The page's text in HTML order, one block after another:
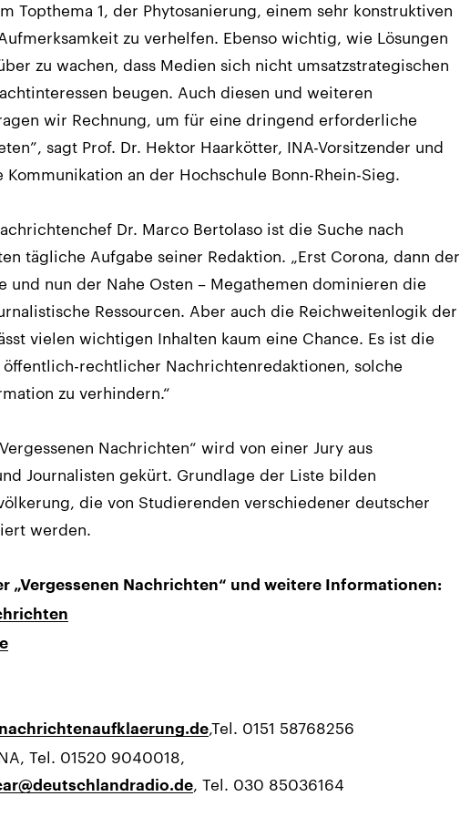
Topthema 1, der Phytosanierung, einem sehr konstruktiven
zu verhelfen. Ebenso wichtig, wie Lösungen
zu wachen, dass Medien sich nicht umsatzstrategischen
beugen. Auch diesen und weiteren
wir Rechnung, um für eine dringend erforderliche
sagt Prof. Dr. Hektor Haarkötter, INA-Vorsitzender und
an der Hochschule Bonn-Rhein-Sieg.
Dr. Marco Bertolaso ist die Suche nach
tägliche Aufgabe seiner Redaktion. „Erst Corona, dann der
und nun der Nahe Osten – Megathemen dominieren die
Ressourcen. Aber auch die Reichweitenlogik der
vielen wichtigen Inhalten kaum eine Chance. Es ist die
rechtlicher Nachrichtenredaktionen, solche
zu verhindern.“
Nachrichten“ wird von einer Jury aus
Journalisten gekürt. Grundlage der Liste bilden
die von Studierenden verschiedener deutscher
werden.
„Vergessenen Nachrichten“ und weitere Informationen:
,Tel. 0151 58768256
Tel. 01520 9040018,
, Tel. 030 85036164